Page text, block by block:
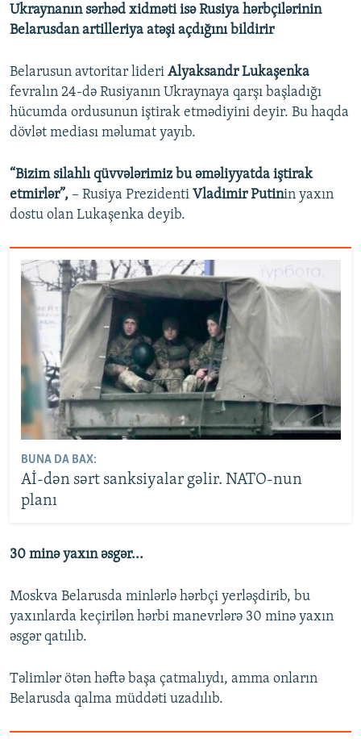
XƏBƏR BÜLLETENLƏRIMIZ
Ukraynanın sərhəd xidməti isə Rusiya hərbçilərinin
Belarusdan artilleriya atəşi açdığını bildirir
Belarusun avtoritar lideri Alyaksandr Lukaşenka
fevralın 24-də Rusiyanın Ukraynaya qarşı başladığı
hücumda ordusunun iştirak etmədiyini deyir. Bu haqda
dövlət mediası məlumat yayıb.
“Bizim silahlı qüvvələrimiz bu əməliyyatda iştirak
etmirlər”, – Rusiya Prezidenti Vladimir Putinin yaxın
dostu olan Lukaşenka deyib.
BUNA DA BAX:
Aİ-dən sərt sanksiyalar gəlir. NATO-nun
planı
30 minə yaxın əsgər...
Moskva Belarusda minlərlə hərbçi yerləşdirib, bu
yaxınlarda keçirilən hərbi manevrlərə 30 minə yaxın
əsgər qatılıb.
Təlimlər ötən həftə başa çatmalıydı, amma onların
Belarusda qalma müddəti uzadılıb.